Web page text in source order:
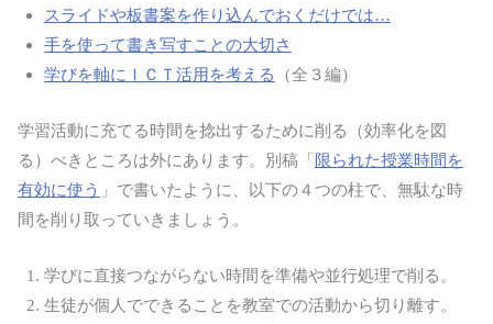
スライドや板書案を作り込んでおくだけでは…
手を使って書き写すことの大切さ
学びを軸にＩＣＴ活用を考える
（全３編）
学習活動に充てる時間を捻出するために削る（効率化を図
る）べきところは外にあります。別稿「限られた授業時間を
有効に使う 」で書いたように、以下の４つの柱で、無駄な時
間を削り取っていきましょう。
学びに直接つながらない時間を準備や並行処理で削る。
生徒が個人でできることを教室での活動から切り離す。